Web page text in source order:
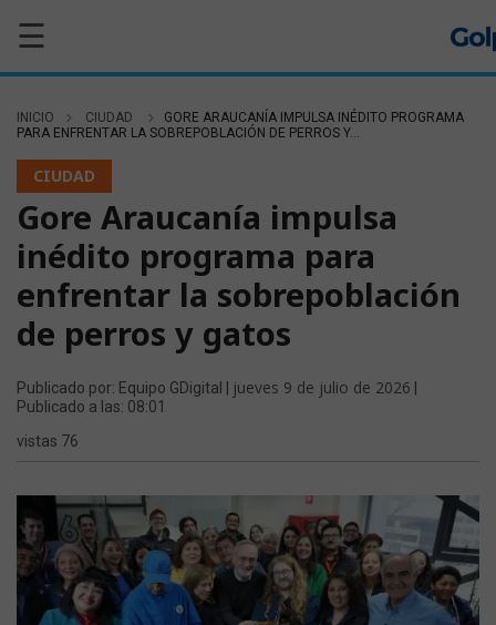
☰
INICIO CIUDAD
GORE ARAUCANÍA IMPULSA INÉDITO PROGRAMA
PARA ENFRENTAR LA SOBREPOBLACIÓN DE PERROS Y...
CIUDAD
Gore Araucanía impulsa
inédito programa para
enfrentar la sobrepoblación
de perros y gatos
Publicado por: Equipo GDigital | jueves 9 de julio de 2026
Publicado a las: 08:01
vistas 76